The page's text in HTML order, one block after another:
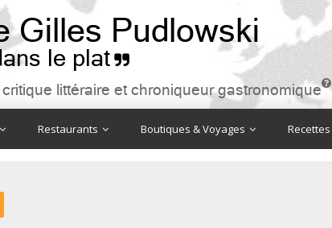
Gilles Pudlowski
le plat 
littéraire et chroniqueur gastronomique

Restaurants Boutiques & Voyages Recettes